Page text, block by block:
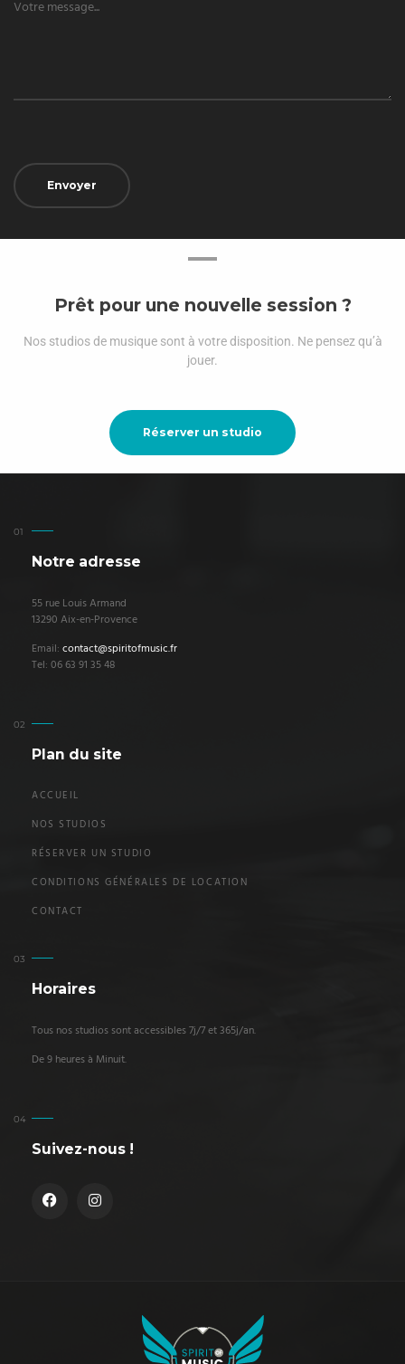
Prêt pour une nouvelle session ?
Nos studios de musique sont à votre disposition. Ne pensez qu’à
jouer.
Réserver un studio
Notre adresse
55 rue Louis Armand
13290 Aix-en-Provence
Email: contact@spiritofmusic.fr
Tel: 06 63 91 35 48
Plan du site
ACCUEIL
NOS STUDIOS
RÉSERVER UN STUDIO
CONDITIONS GÉNÉRALES DE LOCATION
CONTACT
Horaires
Tous nos studios sont accessibles 7j/7 et 365j/an.
De 9 heures à Minuit.
Suivez-nous !